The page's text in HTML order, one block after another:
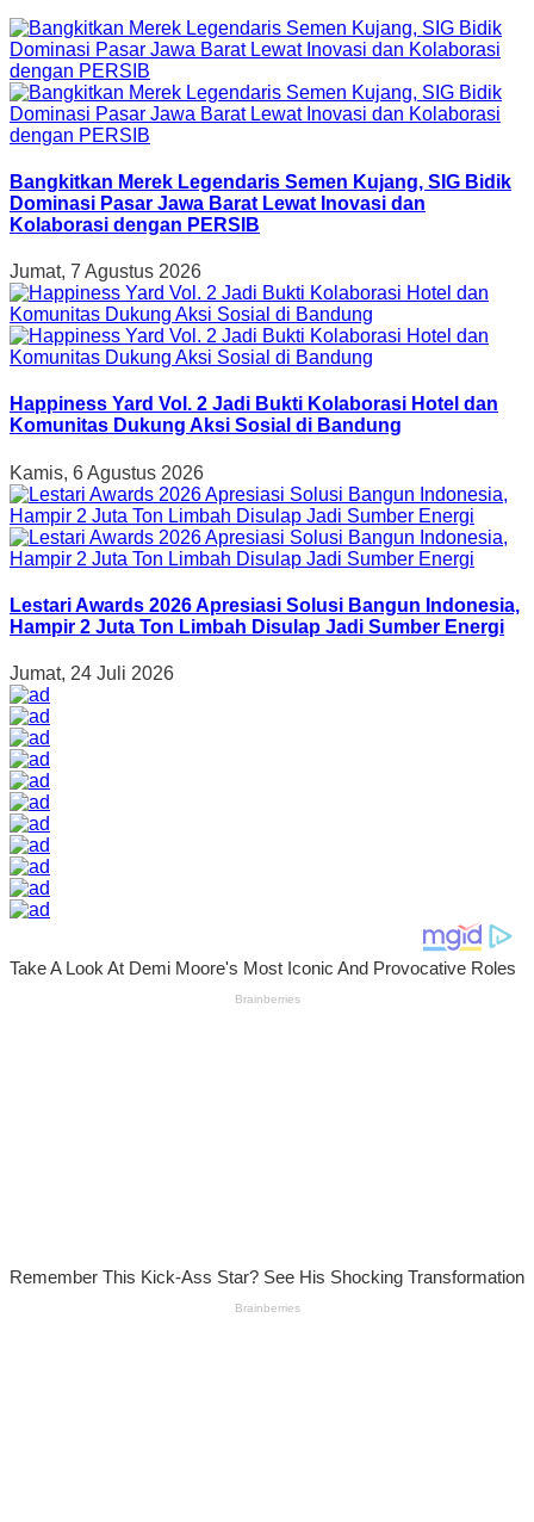
Bangkitkan Merek Legendaris Semen Kujang, SIG Bidik
Dominasi Pasar Jawa Barat Lewat Inovasi dan
Kolaborasi dengan PERSIB
Jumat, 7 Agustus 2026
Happiness Yard Vol. 2 Jadi Bukti Kolaborasi Hotel dan
Komunitas Dukung Aksi Sosial di Bandung
Kamis, 6 Agustus 2026
Lestari Awards 2026 Apresiasi Solusi Bangun Indonesia,
Hampir 2 Juta Ton Limbah Disulap Jadi Sumber Energi
Jumat, 24 Juli 2026